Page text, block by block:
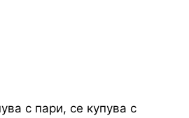
с пари, се купува с